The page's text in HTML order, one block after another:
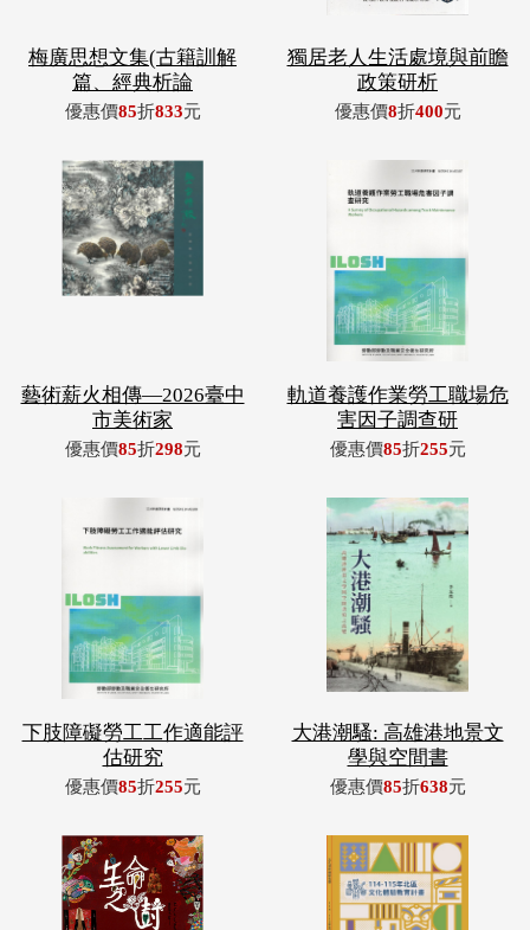
梅廣思想文集(古籍訓解
篇、經典析論
優惠價85折833元
獨居老人生活處境與前瞻
政策研析
優惠價8折400元
藝術薪火相傳—2026臺中
市美術家
優惠價85折298元
軌道養護作業勞工職場危
害因子調查研
優惠價85折255元
下肢障礙勞工工作適能評
估研究
優惠價85折255元
大港潮騷: 高雄港地景文
學與空間書
優惠價85折638元